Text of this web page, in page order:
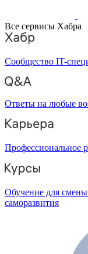
Все сервисы Хабра
Сообщество IT-
Ответы на любые
Профессиональное
Обучение для смены
саморазвития